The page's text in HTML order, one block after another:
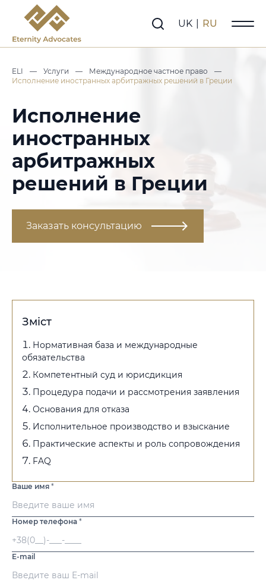
UK RU
ELI — Услуги — Международное частное право
—
Исполнение иностранных арбитражных решений в Греции
Исполнение
иностранных
арбитражных
решений в Греции
Заказать консультацию
Зміст
Нормативная база и международные
обязательства
Компетентный суд и юрисдикция
Процедура подачи и рассмотрения заявления
Основания для отказа
Исполнительное производство и взыскание
Практические аспекты и роль сопровождения
FAQ
Ваше имя *
Номер телефона *
E-mail